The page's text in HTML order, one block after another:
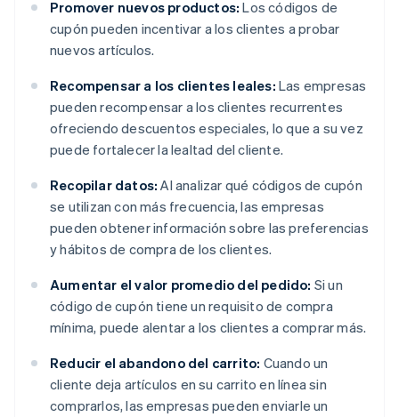
Promover nuevos productos: Los códigos de
cupón pueden incentivar a los clientes a probar
nuevos artículos.
Recompensar a los clientes leales: Las empresas
pueden recompensar a los clientes recurrentes
ofreciendo descuentos especiales, lo que a su vez
puede fortalecer la lealtad del cliente.
Recopilar datos: Al analizar qué códigos de cupón
se utilizan con más frecuencia, las empresas
pueden obtener información sobre las preferencias
y hábitos de compra de los clientes.
Aumentar el valor promedio del pedido: Si un
código de cupón tiene un requisito de compra
mínima, puede alentar a los clientes a comprar más.
Reducir el abandono del carrito: Cuando un
cliente deja artículos en su carrito en línea sin
comprarlos, las empresas pueden enviarle un